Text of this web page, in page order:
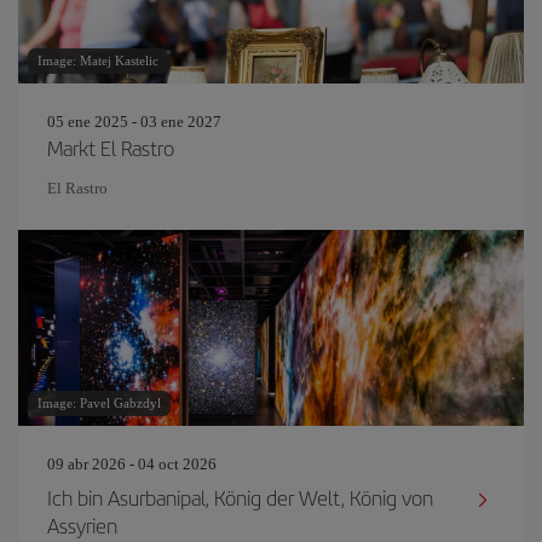
Image: Matej Kastelic
05 ene 2025 - 03 ene 2027
Markt El Rastro
El Rastro
Image: Pavel Gabzdyl
09 abr 2026 - 04 oct 2026
Ich bin Asurbanipal, König der Welt, König von
Assyrien